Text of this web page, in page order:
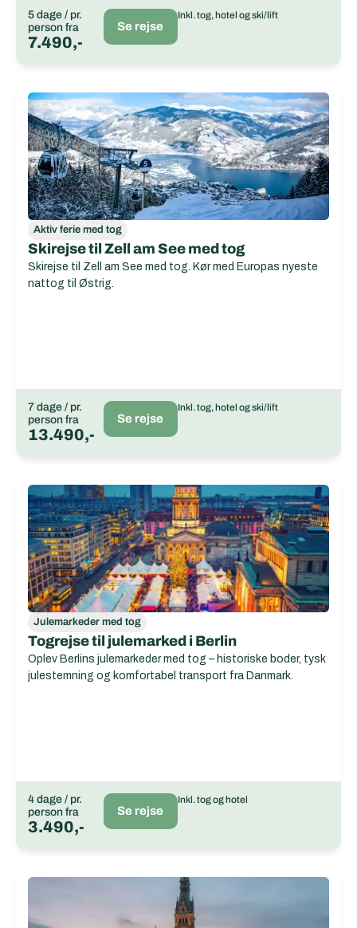
5 dage / pr.
person fra
7.490,-
Se rejse
Inkl. tog, hotel og ski/lift
Aktiv ferie med tog
Skirejse til Zell am See med tog
Skirejse til Zell am See med tog. Kør med Europas nyeste
nattog til Østrig.
7 dage / pr.
person fra
13.490,-
Se rejse
Inkl. tog, hotel og ski/lift
Julemarkeder med tog
Togrejse til julemarked i Berlin
Oplev Berlins julemarkeder med tog – historiske boder, tysk
julestemning og komfortabel transport fra Danmark.
4 dage / pr.
person fra
3.490,-
Se rejse
Inkl. tog og hotel